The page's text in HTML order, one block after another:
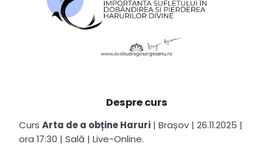
Despre curs
CursArta de a obține Haruri | Brașov | 26.11.2025 |
ora 17:30 | Sală | Live-Online.